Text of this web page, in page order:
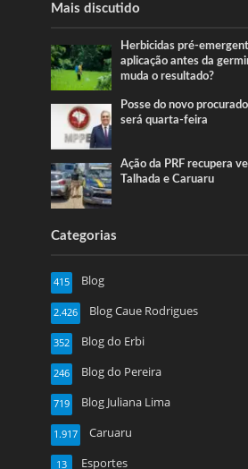
Mais discutido
Herbicidas pré-
aplicação antes da
muda o resultado?
Posse do novo
será quarta-feira
Ação da PRF recupera
Talhada e Caruaru
Categorias
Blog
415
Blog Caue Rodrigues
2.426
Blog do Erbi
352
Blog do Pereira
246
Blog Juliana Lima
719
Caruaru
1.917
Esportes
13